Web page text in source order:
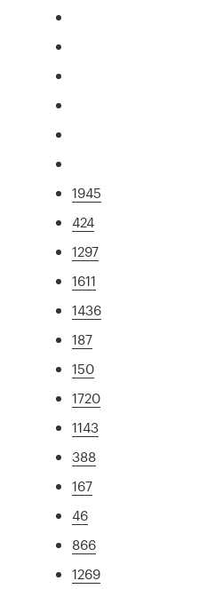
1945
424
1297
1611
1436
187
150
1720
1143
388
167
46
866
1269